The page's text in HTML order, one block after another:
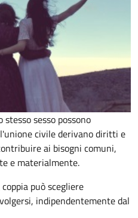
sesso possono
civile derivano diritti e
ai bisogni comuni,
e materialmente.
può scegliere
indipendentemente dal